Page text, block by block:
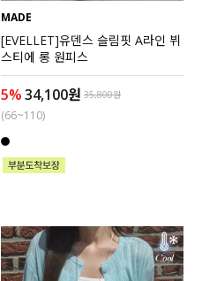
MADE
[EVELLET]유덴스 슬림핏 A라인 뷔
스티에 롱 원피스
5%34,100원 35,800원
(66~110)